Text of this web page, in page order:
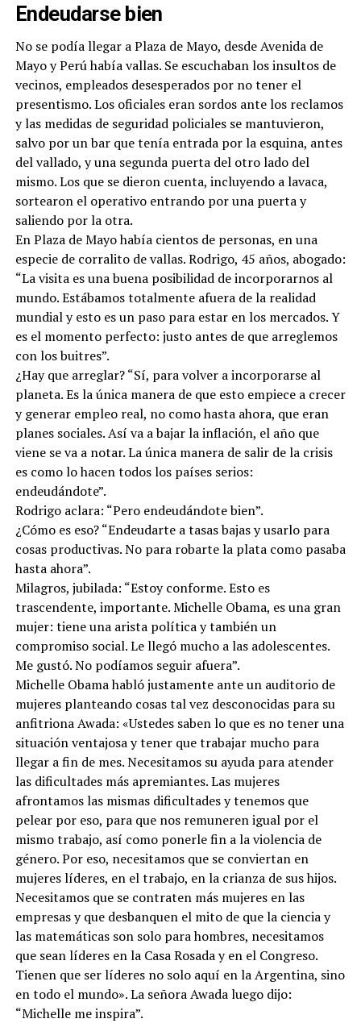
Endeudarse bien
No se podía llegar a Plaza de Mayo, desde Avenida de
Mayo y Perú había vallas. Se escuchaban los insultos de
vecinos, empleados desesperados por no tener el
presentismo. Los oficiales eran sordos ante los reclamos
y las medidas de seguridad policiales se mantuvieron,
salvo por un bar que tenía entrada por la esquina, antes
del vallado, y una segunda puerta del otro lado del
mismo. Los que se dieron cuenta, incluyendo a lavaca,
sortearon el operativo entrando por una puerta y
saliendo por la otra.
En Plaza de Mayo había cientos de personas, en una
especie de corralito de vallas. Rodrigo, 45 años, abogado:
“La visita es una buena posibilidad de incorporarnos al
mundo. Estábamos totalmente afuera de la realidad
mundial y esto es un paso para estar en los mercados. Y
es el momento perfecto: justo antes de que arreglemos
con los buitres”.
¿Hay que arreglar? “Sí, para volver a incorporarse al
planeta. Es la única manera de que esto empiece a crecer
y generar empleo real, no como hasta ahora, que eran
planes sociales. Así va a bajar la inflación, el año que
viene se va a notar. La única manera de salir de la crisis
es como lo hacen todos los países serios:
endeudándote”.
Rodrigo aclara: “Pero endeudándote bien”.
¿Cómo es eso? “Endeudarte a tasas bajas y usarlo para
cosas productivas. No para robarte la plata como pasaba
hasta ahora”.
Milagros, jubilada: “Estoy conforme. Esto es
trascendente, importante. Michelle Obama, es una gran
mujer: tiene una arista política y también un
compromiso social. Le llegó mucho a las adolescentes.
Me gustó. No podíamos seguir afuera”.
Michelle Obama habló justamente ante un auditorio de
mujeres planteando cosas tal vez desconocidas para su
anfitriona Awada: «Ustedes saben lo que es no tener una
situación ventajosa y tener que trabajar mucho para
llegar a fin de mes. Necesitamos su ayuda para atender
las dificultades más apremiantes. Las mujeres
afrontamos las mismas dificultades y tenemos que
pelear por eso, para que nos remuneren igual por el
mismo trabajo, así como ponerle fin a la violencia de
género. Por eso, necesitamos que se conviertan en
mujeres líderes, en el trabajo, en la crianza de sus hijos.
Necesitamos que se contraten más mujeres en las
empresas y que desbanquen el mito de que la ciencia y
las matemáticas son solo para hombres, necesitamos
que sean líderes en la Casa Rosada y en el Congreso.
Tienen que ser líderes no solo aquí en la Argentina, sino
en todo el mundo». La señora Awada luego dijo:
“Michelle me inspira”.